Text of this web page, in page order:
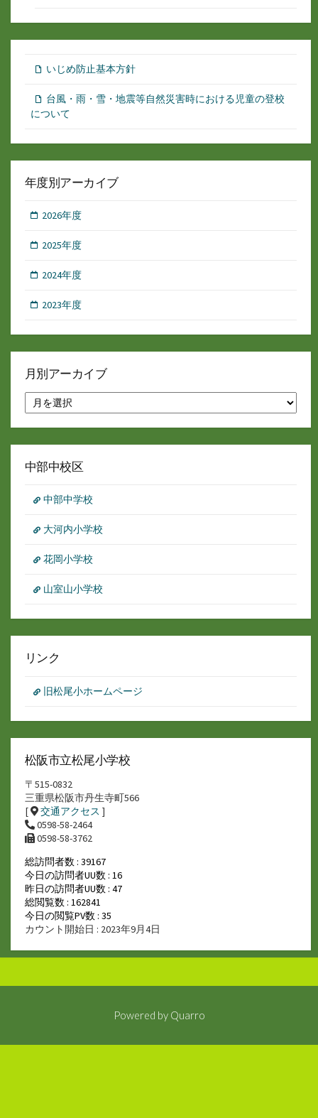
いじめ防止基本方針
台風・雨・雪・地震等自然災害時における児童の登校
について
年度別アーカイブ
2026年度
2025年度
2024年度
2023年度
月別アーカイブ
別
ア
イ
中部中校区
中部中学校
大河内小学校
花岡小学校
山室山小学校
リンク
旧松尾小ホームページ
松阪市立松尾小学校
〒515-0832
三重県松阪市丹生寺町566
[
交通アクセス ]
0598-58-2464
0598-58-3762
総訪問者数 : 39167
今日の訪問者UU数 : 16
昨日の訪問者UU数 : 47
総閲覧数 : 162841
今日の閲覧PV数 : 35
カウント開始日 : 2023年9月4日
Powered by Quarro